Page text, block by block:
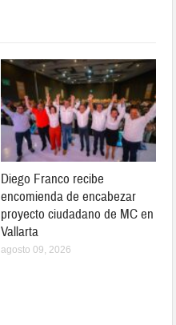
Diego Franco recibe
encomienda de encabezar
proyecto ciudadano de MC en
Vallarta
agosto 09, 2026